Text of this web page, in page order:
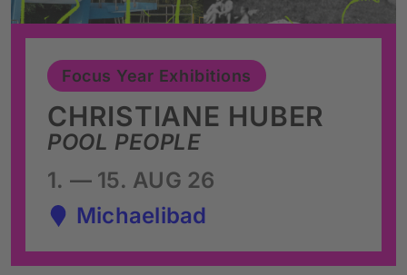
Focus Year Exhibitions
POOL PEOPLE
CHRISTIANE HUBER
1. — 15. AUG 26
Michaelibad